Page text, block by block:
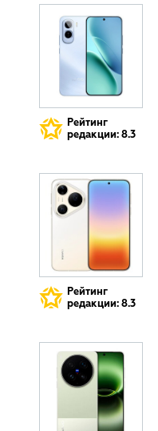
Рейтинг
редакции: 8.3
Рейтинг
редакции: 8.3